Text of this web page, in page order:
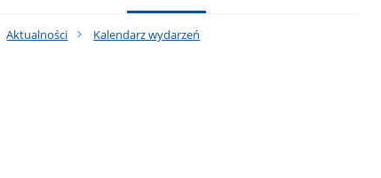
Aktualności
Kalendarz wydarzeń